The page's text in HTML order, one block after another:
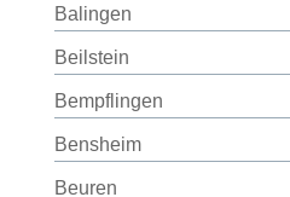
Balingen
Beilstein
Bempflingen
Bensheim
Beuren